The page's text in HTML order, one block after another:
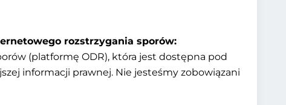
rozstrzygania sporów:
(platformę ODR), która jest dostępna pod
informacji prawnej. Nie jesteśmy zobowiązani